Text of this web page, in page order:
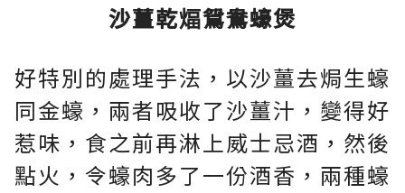
沙薑乾煏鴛鴦蠔煲
好特別的處理手法，以沙薑去焗生蠔
同金蠔，兩者吸收了沙薑汁，變得好
惹味，食之前再淋上威士忌酒，然後
點火，令蠔肉多了一份酒香，兩種蠔